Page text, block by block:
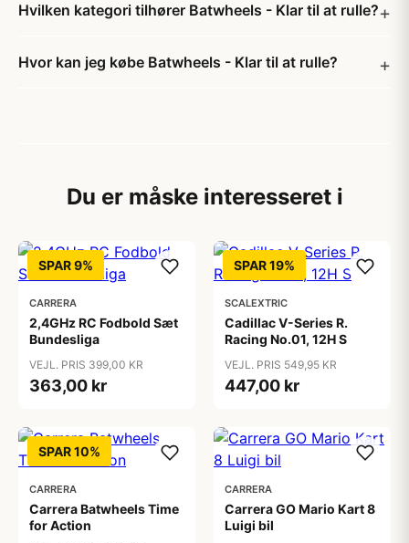
Hvilken kategori tilhører Batwheels - Klar til at rulle?
Hvor kan jeg købe Batwheels - Klar til at rulle?
Du er måske interesseret i
SPAR 9%
CARRERA
2,4GHz RC Fodbold Sæt
Bundesliga
VEJL. PRIS 399,00 KR
363,00 kr
SPAR 19%
SCALEXTRIC
Cadillac V-Series R.
Racing No.01, 12H S
VEJL. PRIS 549,95 KR
447,00 kr
SPAR 10%
CARRERA
Carrera Batwheels Time
for Action
CARRERA
Carrera GO Mario Kart 8
Luigi bil